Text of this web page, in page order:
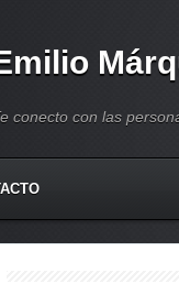
conecto con las